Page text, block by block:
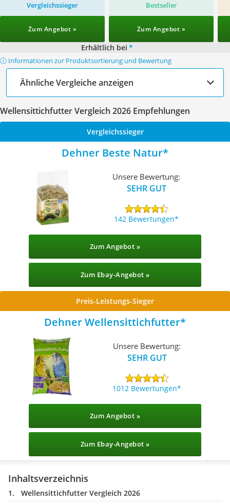
Vergleichssieger
Zum Angebot »
Bestseller
Zum Angebot »
Erhältlich bei *
ⓘ Informationen zur Produktsortierung und Bewertung
Ähnliche Vergleiche anzeigen
Wellensittichfutter Vergleich 2026 Empfehlungen
Vergleichssieger
Dehner Beste Natur
Unsere Bewertung:
SEHR GUT
142 Bewertungen
Zum Angebot »
Zum Ebay-Angebot »
Preis-Leistungs-Sieger
Dehner Wellensittichfutter
Unsere Bewertung:
SEHR GUT
1012 Bewertungen
Zum Angebot »
Zum Ebay-Angebot »
Inhaltsverzeichnis
Wellensittichfutter Vergleich 2026